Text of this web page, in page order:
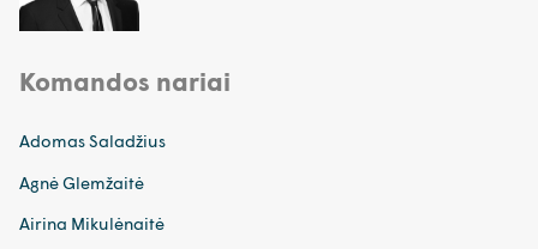
Komandos nariai
Adomas Saladžius
Agnė Glemžaitė
Airina Mikulėnaitė